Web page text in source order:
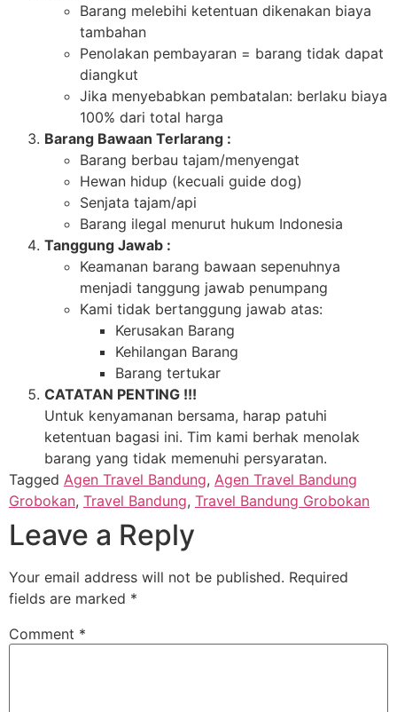
Barang melebihi ketentuan dikenakan biaya
tambahan
Penolakan pembayaran = barang tidak dapat
diangkut
Jika menyebabkan pembatalan: berlaku biaya
100% dari total harga
Barang Bawaan Terlarang :
Barang berbau tajam/menyengat
Hewan hidup (kecuali guide dog)
Senjata tajam/api
Barang ilegal menurut hukum Indonesia
Tanggung Jawab :
Keamanan barang bawaan sepenuhnya
menjadi tanggung jawab penumpang
Kami tidak bertanggung jawab atas:
Kerusakan Barang
Kehilangan Barang
Barang tertukar
CATATAN PENTING !!!
Untuk kenyamanan bersama, harap patuhi
ketentuan bagasi ini. Tim kami berhak menolak
barang yang tidak memenuhi persyaratan.
Tagged Agen Travel Bandung, Agen Travel Bandung
Grobokan, Travel Bandung, Travel Bandung Grobokan
Leave a Reply
Your email address will not be published. Required
fields are marked *
Comment *